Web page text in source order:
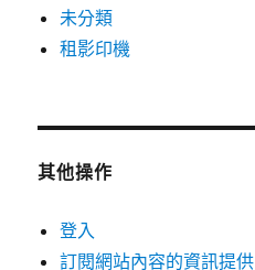
未分類
租影印機
其他操作
登入
訂閱網站內容的資訊提供